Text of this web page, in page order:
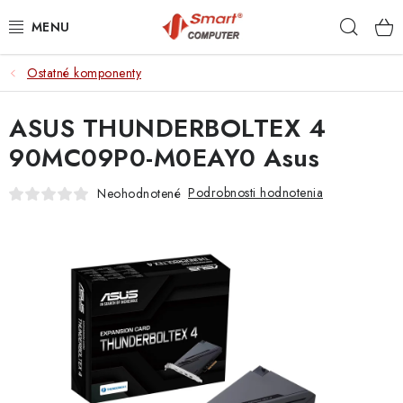
na
NOTEBOOKY
MOBILNÉ ZARIADENIA
PC A KOMPONENTY
TLAČIARNE
ELEKTRONIKA
Ostatné komponenty
ASUS THUNDERBOLTEX 4
90MC09P0-M0EAY0 Asus
Neohodnotené Podrobnosti hodnotenia